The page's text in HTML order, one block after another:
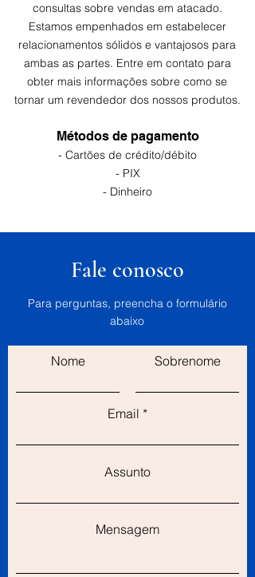
consultas sobre vendas em atacado.
Estamos empenhados em estabelecer
relacionamentos sólidos e vantajosos para
ambas as partes. Entre em contato para
obter mais informações sobre como se
tornar um revendedor dos nossos produtos.
Métodos de pagamento
- Cartões de crédito/débito
- PIX
- Dinheiro
Fale conosco
Para perguntas, preencha o formulário
abaixo
Nome Sobrenome
Email
Assunto
Mensagem